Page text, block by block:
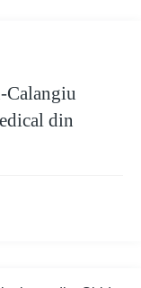
Calangiu
din